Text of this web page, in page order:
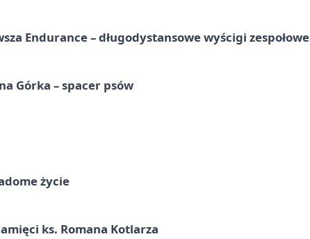
Endurance – długodystansowe wyścigi zespołowe
Górka – spacer psów
życie
ks. Romana Kotlarza